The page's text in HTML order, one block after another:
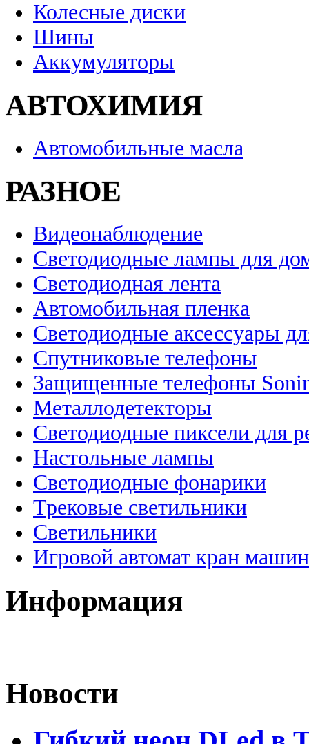
Колесные диски
Шины
Аккумуляторы
АВТОХИМИЯ
Автомобильные масла
РАЗНОЕ
Видеонаблюдение
Светодиодные лампы для
Светодиодная лента
Автомобильная пленка
Светодиодные аксессуары
Спутниковые телефоны
Защищенные телефоны
Металлодетекторы
Светодиодные пиксели для
Настольные лампы
Светодиодные фонарики
Трековые светильники
Светильники
Игровой автомат кран
Информация
Новости